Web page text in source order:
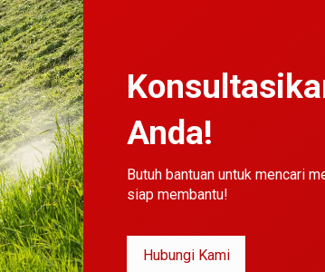
Apa?
alat.
tinggi
target produksi tanpa mau diganggu
Anda!
Butuh bantuan untuk mencari
siap membantu!
Hubungi Kami